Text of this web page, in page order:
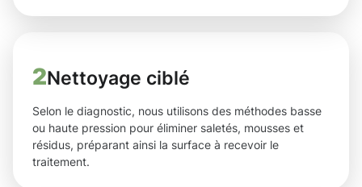
2Nettoyage ciblé
Selon le diagnostic, nous utilisons des méthodes basse
ou haute pression pour éliminer saletés, mousses et
résidus, préparant ainsi la surface à recevoir le
traitement.